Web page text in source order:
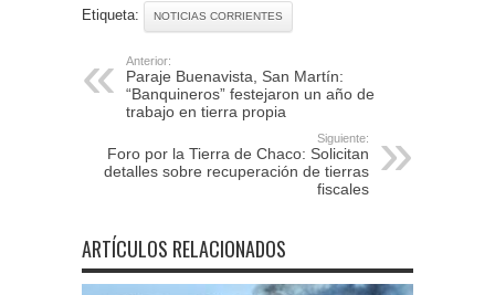
Etiqueta: NOTICIAS CORRIENTES
Anterior:
Paraje Buenavista, San Martín:
“Banquineros” festejaron un año de
trabajo en tierra propia
Siguiente:
Foro por la Tierra de Chaco: Solicitan
detalles sobre recuperación de tierras
fiscales
ARTÍCULOS RELACIONADOS